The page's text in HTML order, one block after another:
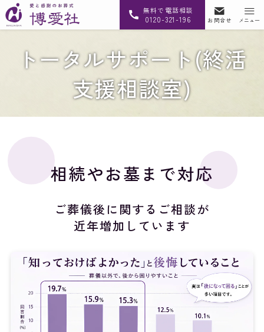
無料で電話相談
0120-321-196 お問合せ メニュー
トータルサポート(終活
支援相談室)
相続やお墓まで対応
ご葬儀後に関するご相談が
近年増加しています